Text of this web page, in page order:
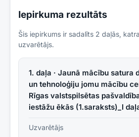
Iepirkuma rezultāts
Šis iepirkums ir sadalīts 2 daļās,
uzvarētājs.
1. daļa · Jaunā mācību satura
un tehnoloģiju jomu mācību
Rīgas valstspilsētas
iestāžu ēkās (1.saraksts)_I
Uzvarētājs